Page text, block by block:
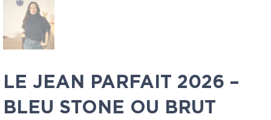
LE JEAN PARFAIT 2026 –
BLEU STONE OU BRUT